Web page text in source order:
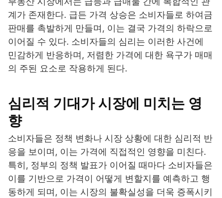
계가 존재한다. 급든 가격 상승은 소비자들로 하여금
판매를 촉발하게 만들며, 이는 결국 가격의 하락으로
이어질 수 있다. 소비자들의 심리는 이러한 사건에
민감하게 반응하며, 저렴한 가격에 대한 욕구가 매매
의 주된 요소로 작용하게 된다.
심리적 기대가 시장에 미치는 영
향
소비자들은 정책 변화나 시장 상황에 대한 심리적 반
응을 보이며, 이는 가격에 직접적인 영향을 미친다.
특히, 정부의 정책 발표가 이어질 때마다 소비자들은
이를 기반으로 가격이 어떻게 변할지를 예측하고 행
동하게 되며, 이는 시장의 불확실성을 더욱 증폭시키